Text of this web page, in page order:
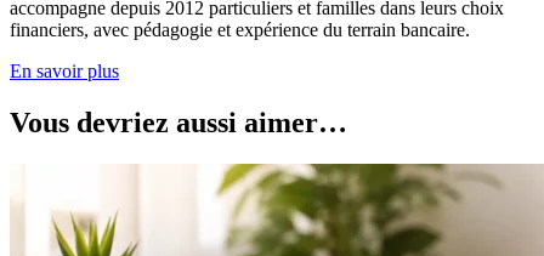
accompagne depuis 2012 particuliers et familles dans leurs choix
financiers, avec pédagogie et expérience du terrain bancaire.
En savoir plus
Vous devriez aussi aimer…